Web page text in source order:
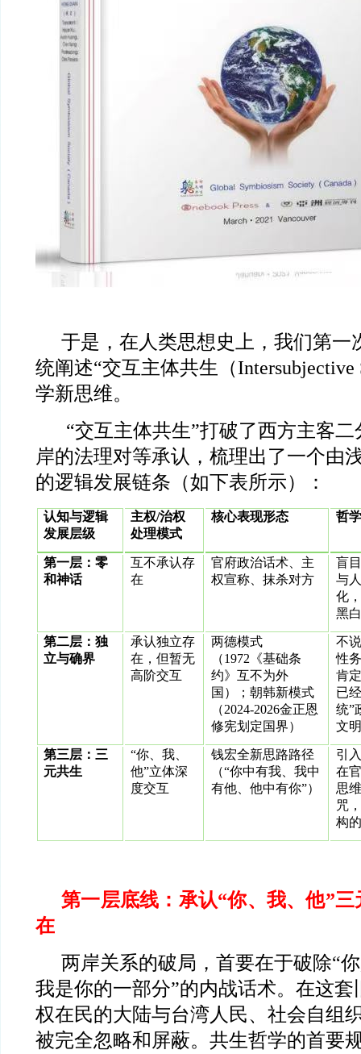
于是，在人类思想史上，我们第一
统阐述“交互主体共生（Intersubjective
学新思维。
“交互主体共生”打破了西方主客
岸的法理对等承认，梳理出了一个由
的逻辑发展链条（如下表所示）：
认知与逻辑
发展层级
主权/治权
处理模式
核心表现形态 哲
第一层：零
和神话
互不承认存
在
官府政治话术、主
权宣称、抹杀对方
盲
与
化
黑
第二层：独
立与确界
承认独立存
在，但暂无
高阶交互
两德模式
（1972《基础条
约》互不为外
国）；朝韩新模式
（2024-2026金正恩
修宪划定国界）
不
性
肯
已
统”
文
第三层：三
元共生
“你、我、
他”立体深
度交互
钱宏全新思路路径
（“你中有我、我中
有他、他中有你”）
引
在
思
咒
构
第一层底线：承认“你、我、他”
在
两岸关系的破局，首要在于破除“
我是你的一部分”的内战话术。在这
权在民的大陆与台湾人民、社会自组
被完全忽略和屏蔽。共生哲学的首要